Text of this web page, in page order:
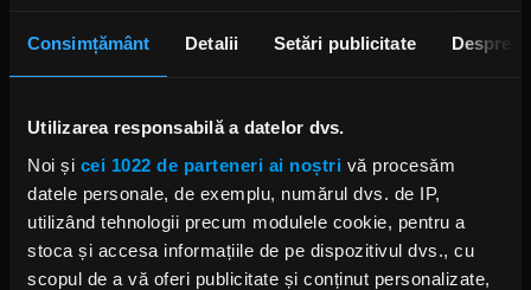
Consimțământ Detalii Setări publicitate Despre
Utilizarea responsabilă a datelor dvs.
Noi și cei 1022 de parteneri ai noștri vă procesăm
datele personale, de exemplu, numărul dvs. de IP,
utilizând tehnologii precum modulele cookie, pentru a
stoca și accesa informațiile de pe dispozitivul dvs., cu
scopul de a vă oferi publicitate și conținut personalizate,
JOI, 17 SEPTEMBRIE 2020
Jay Jay French (Twisted Sister):
Despre impactul curentului
grunge și Nirvana
JOI, 30 IULIE 2020